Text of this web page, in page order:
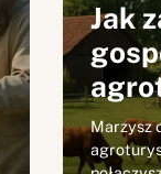
Jak
Marzysz